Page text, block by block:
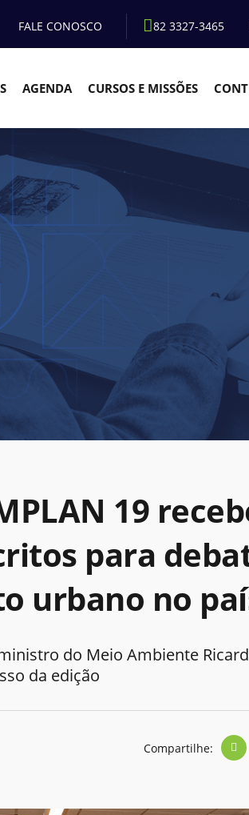
FALE CONOSCO 82 3327-3465
AGENDA CURSOS E MISSÕES
19
para
urbano no
do Meio Ambiente
da edição
Compartilhe: